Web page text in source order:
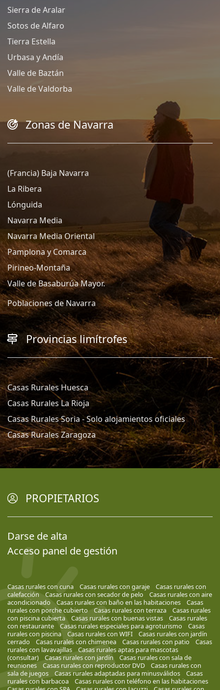
Sierra de Aralar
Sotos de Alfaro
Tierra Estella
Urbasa y Andía
Valle de Baztán
Valle de Valdorba
Zonas de Navarra
(Francia) Baja Navarra
La Ribera
Lónguida
Navarra Media
Navarra Media Oriental
Pamplona y Comarca
Pirineo-Montaña
Valle de Basaburúa Mayor.
Poblaciones de Navarra
Provincias limítrofes
Casas Rurales Huesca
Casas Rurales La Rioja
Casas Rurales Soria - Solo alojamientos oficiales
Casas Rurales Zaragoza
PROPIETARIOS
Darse de alta
Acceso panel de gestión
Casas rurales con cuna Casas rurales con garaje
Casas rurales con
calefacción
Casas rurales con secador de pelo
Casas rurales con aire
acondicionado
Casas rurales con baño en las habitaciones
Casas
rurales con porche cubierto
Casas rurales con terraza
Casas rurales
con piscina cubierta
Casas rurales con buenas vistas
Casas rurales
con restaurante
Casas rurales especiales para agroturismo
Casas
rurales con piscina
Casas rurales con WIFI
Casas rurales con jardín
cerrado
Casas rurales con chimenea Casas rurales con patio
Casas
rurales con lavavajillas
Casas rurales aptas para mascotas
(consultar)
Casas rurales con jardín
Casas rurales con sala de
reuniones
Casas rurales con reproductor DVD
Casas rurales con
sala de juegos
Casas rurales adaptadas para minusválidos
Casas
rurales con barbacoa
Casas rurales con teléfono en las habitaciones